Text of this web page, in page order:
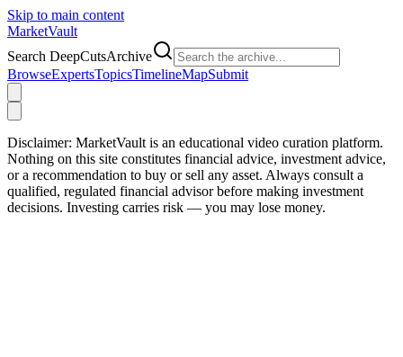
Skip to main content
MarketVault
Search DeepCutsArchive
BrowseExpertsTopicsTimelineMapSubmit
Disclaimer: MarketVault is an educational video curation platform.
Nothing on this site constitutes financial advice, investment advice,
or a recommendation to buy or sell any asset. Always consult a
qualified, regulated financial advisor before making investment
decisions. Investing carries risk — you may lose money.